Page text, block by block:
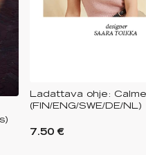
Ladattava ohje:
(FIN/ENG/SWE/DE/NL)
7.50 €